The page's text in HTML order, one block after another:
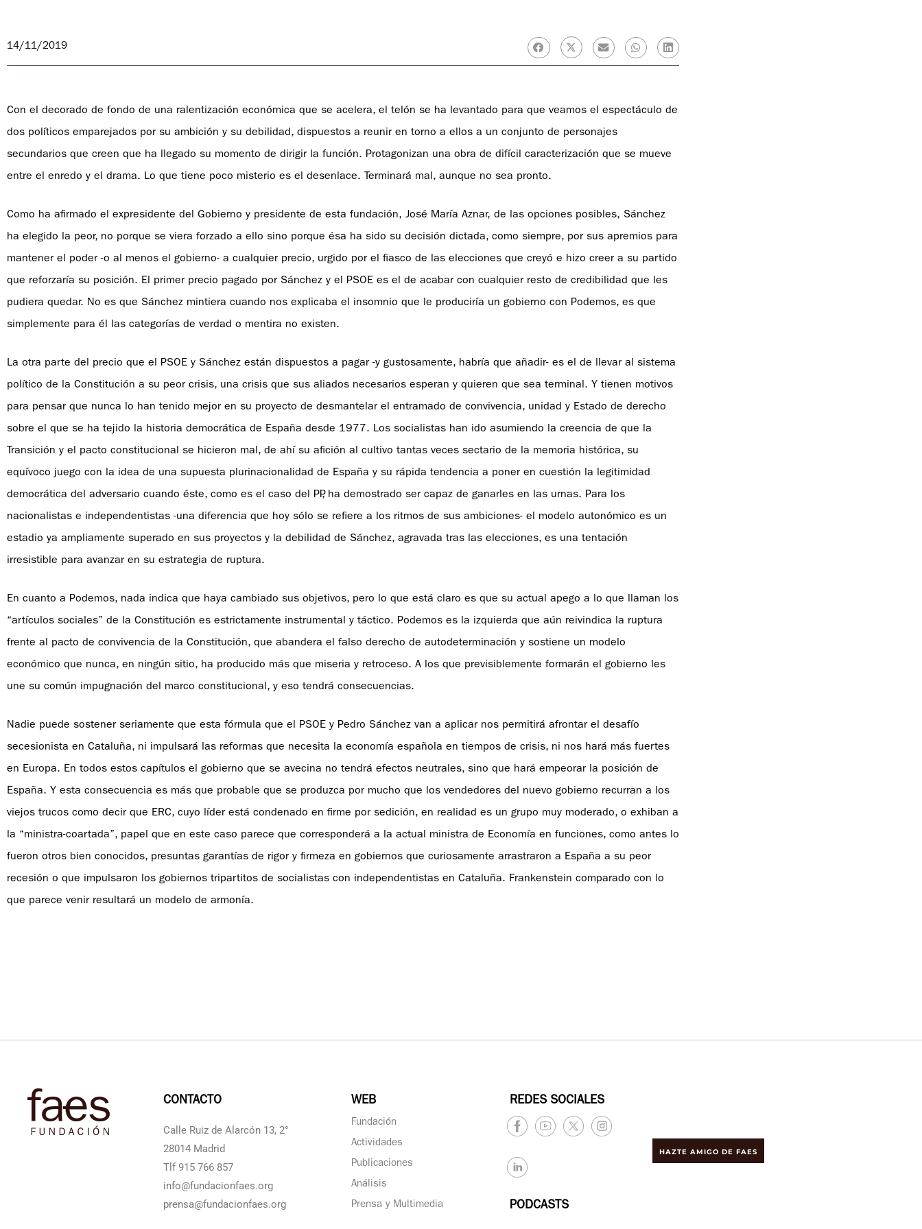
14/11/2019
Con el decorado de fondo de una ralentización económica que se acelera, el telón se ha levantado para que veamos el espectáculo de
dos políticos emparejados por su ambición y su debilidad, dispuestos a reunir en torno a ellos a un conjunto de personajes
secundarios que creen que ha llegado su momento de dirigir la función. Protagonizan una obra de difícil caracterización que se mueve
entre el enredo y el drama. Lo que tiene poco misterio es el desenlace. Terminará mal, aunque no sea pronto.
Como ha afirmado el expresidente del Gobierno y presidente de esta fundación, José María Aznar, de las opciones posibles, Sánchez
ha elegido la peor, no porque se viera forzado a ello sino porque ésa ha sido su decisión dictada, como siempre, por sus apremios para
mantener el poder -o al menos el gobierno- a cualquier precio, urgido por el fiasco de las elecciones que creyó e hizo creer a su partido
que reforzaría su posición. El primer precio pagado por Sánchez y el PSOE es el de acabar con cualquier resto de credibilidad que les
pudiera quedar. No es que Sánchez mintiera cuando nos explicaba el insomnio que le produciría un gobierno con Podemos, es que
simplemente para él las categorías de verdad o mentira no existen.
La otra parte del precio que el PSOE y Sánchez están dispuestos a pagar -y gustosamente, habría que añadir- es el de llevar al sistema
político de la Constitución a su peor crisis, una crisis que sus aliados necesarios esperan y quieren que sea terminal. Y tienen motivos
para pensar que nunca lo han tenido mejor en su proyecto de desmantelar el entramado de convivencia, unidad y Estado de derecho
sobre el que se ha tejido la historia democrática de España desde 1977. Los socialistas han ido asumiendo la creencia de que la
Transición y el pacto constitucional se hicieron mal, de ahí su afición al cultivo tantas veces sectario de la memoria histórica, su
equívoco juego con la idea de una supuesta plurinacionalidad de España y su rápida tendencia a poner en cuestión la legitimidad
democrática del adversario cuando éste, como es el caso del PP, ha demostrado ser capaz de ganarles en las urnas. Para los
nacionalistas e independentistas -una diferencia que hoy sólo se refiere a los ritmos de sus ambiciones- el modelo autonómico es un
estadio ya ampliamente superado en sus proyectos y la debilidad de Sánchez, agravada tras las elecciones, es una tentación
irresistible para avanzar en su estrategia de ruptura.
En cuanto a Podemos, nada indica que haya cambiado sus objetivos, pero lo que está claro es que su actual apego a lo que llaman los
“artículos sociales” de la Constitución es estrictamente instrumental y táctico. Podemos es la izquierda que aún reivindica la ruptura
frente al pacto de convivencia de la Constitución, que abandera el falso derecho de autodeterminación y sostiene un modelo
económico que nunca, en ningún sitio, ha producido más que miseria y retroceso. A los que previsiblemente formarán el gobierno les
une su común impugnación del marco constitucional, y eso tendrá consecuencias.
Nadie puede sostener seriamente que esta fórmula que el PSOE y Pedro Sánchez van a aplicar nos permitirá afrontar el desafío
secesionista en Cataluña, ni impulsará las reformas que necesita la economía española en tiempos de crisis, ni nos hará más fuertes
en Europa. En todos estos capítulos el gobierno que se avecina no tendrá efectos neutrales, sino que hará empeorar la posición de
España. Y esta consecuencia es más que probable que se produzca por mucho que los vendedores del nuevo gobierno recurran a los
viejos trucos como decir que ERC, cuyo líder está condenado en firme por sedición, en realidad es un grupo muy moderado, o exhiban a
la “ministra-coartada”, papel que en este caso parece que corresponderá a la actual ministra de Economía en funciones, como antes lo
fueron otros bien conocidos, presuntas garantías de rigor y firmeza en gobiernos que curiosamente arrastraron a España a su peor
recesión o que impulsaron los gobiernos tripartitos de socialistas con independentistas en Cataluña. Frankenstein comparado con lo
que parece venir resultará un modelo de armonía.
CONTACTO
Calle Ruiz de Alarcón 13, 2°
28014 Madrid
Tlf 915 766 857
info@fundacionfaes.org
prensa@fundacionfaes.org
WEB
Fundación
Actividades
Publicaciones
Análisis
Prensa y Multimedia
REDES SOCIALES
PODCASTS
HAZTE AMIGO DE FAES